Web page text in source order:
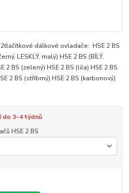
dálkové ovladače: HSE 2 BS
LESKLÝ, malý) HSE 2 BS (BÍLÝ,
2 BS (zelený) HSE 2 BS (lila) HSE 2 BS
2 BS (stříbrný) HSE 2 BS (karbonový)
do 3-4 týdnů
HSE 2 BS